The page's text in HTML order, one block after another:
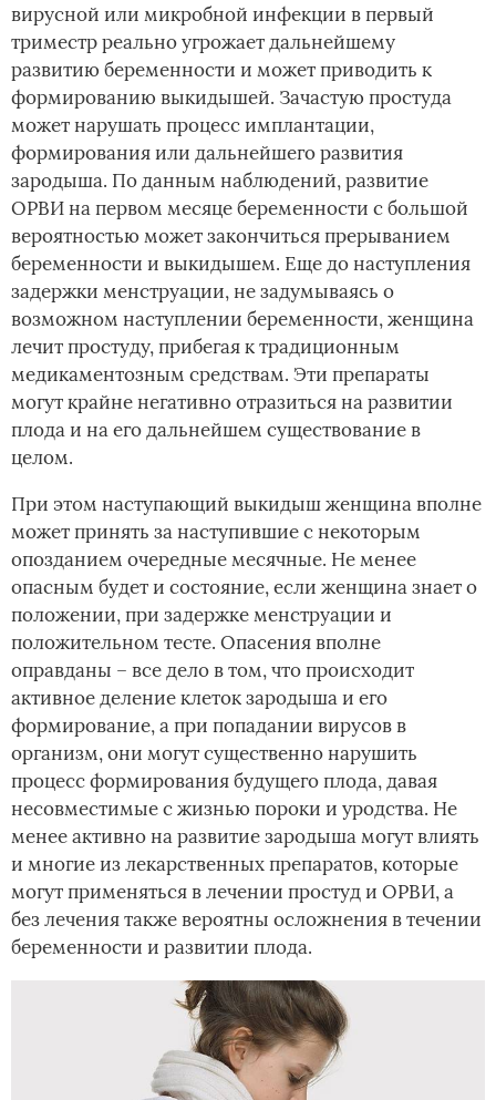
вирусной или микробной инфекции в первый
триместр реально угрожает дальнейшему
развитию беременности и может приводить к
формированию выкидышей. Зачастую простуда
может нарушать процесс имплантации,
формирования или дальнейшего развития
зародыша. По данным наблюдений, развитие
ОРВИ на первом месяце беременности с большой
вероятностью может закончиться прерыванием
беременности и выкидышем. Еще до наступления
задержки менструации, не задумываясь о
возможном наступлении беременности, женщина
лечит простуду, прибегая к традиционным
медикаментозным средствам. Эти препараты
могут крайне негативно отразиться на развитии
плода и на его дальнейшем существование в
целом.
При этом наступающий выкидыш женщина вполне
может принять за наступившие с некоторым
опозданием очередные месячные.­ Не менее
опасным будет и состояние, если женщина знает о
положении, при задержке менструации и
положительном тесте. Опасения вполне
оправданы – все дело в том, что происходит
активное деление клеток зародыша и его
формирование, а при попадании вирусов в
организм, они могут существенно нарушить
процесс формирования будущего плода, давая
несовместимые с жизнью пороки и уродства. Не
менее активно на развитие зародыша могут влиять
и многие из лекарственных препаратов, которые
могут применяться в лечении простуд и ОРВИ, а
без лечения также вероятны осложнения в течении
беременности и развитии плода.